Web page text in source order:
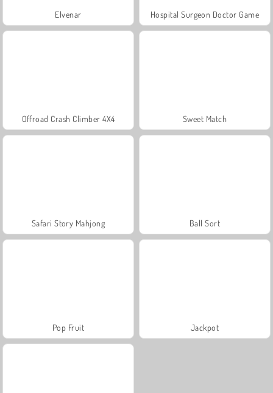
Elvenar Hospital Surgeon Doctor Game
Offroad Crash Climber 4X4 Sweet Match
Safari Story Mahjong Ball Sort
Pop Fruit Jackpot